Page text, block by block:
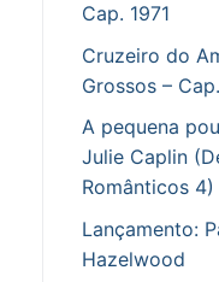
Cap. 1971
Cruzeiro do
Grossos –
A pequena
Julie Caplin
Românticos 4)
Lançamento:
Hazelwood